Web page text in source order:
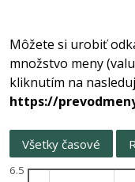
Môžete si urobiť
množstvo meny
kliknutím na
https://
Všetky časové
6.5